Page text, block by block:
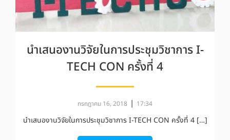
นำเสนองานวิจัยในการประชุมวิชาการ I-
TECH CON ครั้งที่ 4
กรกฎาคม 16, 2018 | 17:34
นำเสนองานวิจัยในการประชุมวิชาการ I-TECH CON ครั้งที่ 4 […]